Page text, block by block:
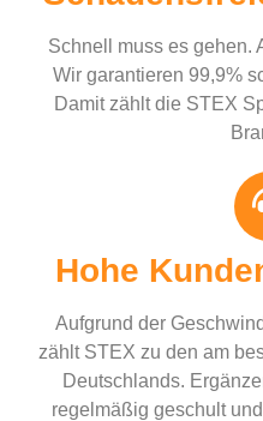
Schnell muss es gehen.
Wir garantieren 99,9%
Damit zählt die STEX
Hohe
Aufgrund der
zählt STEX zu den am
Deutschlands.
regelmäßig geschult